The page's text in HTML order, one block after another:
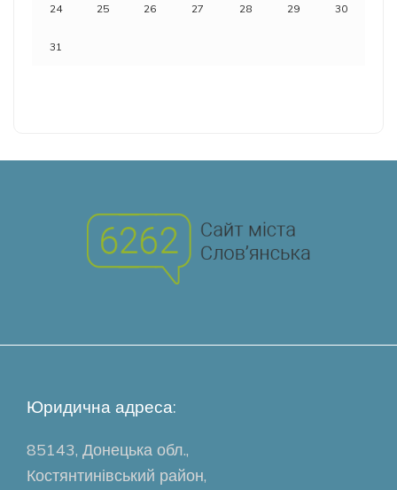
24 25 26 27 28 29 30
31
Юридична адреса:
85143, Донецька обл.,
Костянтинівський район,